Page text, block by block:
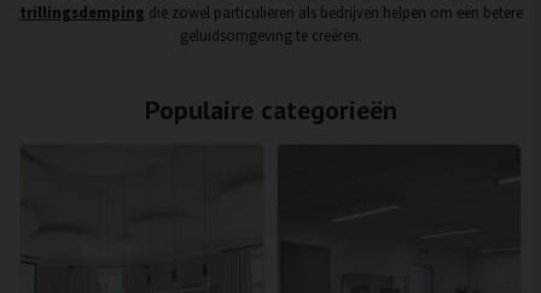
trillingsdemping die zowel particulieren als bedrijven helpen om een betere
geluidsomgeving te creëren.
Populaire categorieën